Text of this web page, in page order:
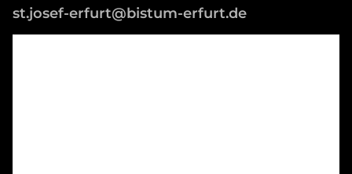
st.josef-erfurt@bistum-erfurt.de